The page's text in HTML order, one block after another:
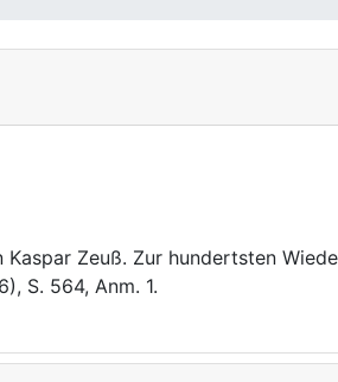
Zeuß. Zur hundertsten
S. 564, Anm. 1.